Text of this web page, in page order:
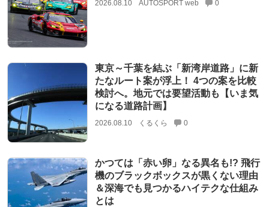
2026.08.10 AUTOSPORT web 0
東京～千葉を結ぶ「新湾岸道路」に新
たなルート案が浮上！ 4つの案を比較
検討へ。地元では要望活動も【いま気
になる道路計画】
2026.08.10 くるくら 0
かつては「赤い卵」なる異名も!? 飛行
機のブラックボックスが黒くない理由
＆深海でも見つかるハイテクな仕組み
とは